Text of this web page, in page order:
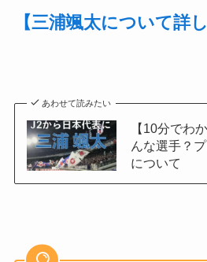
【三浦颯太について詳し
あわせて読みたい
【10分でわ
んな選手？
について